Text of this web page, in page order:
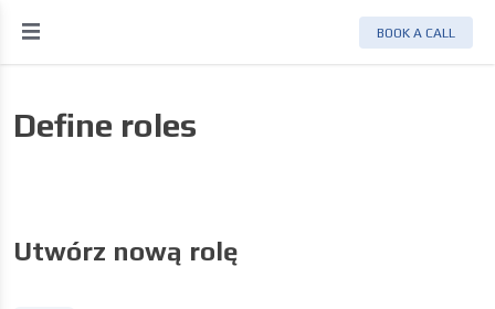
BOOK A CALL
Define roles
Utwórz nową rolę